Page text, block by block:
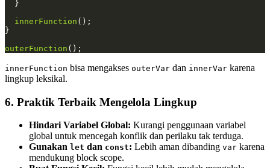
innerFunction
outerFunction ();
innerFunction bisa mengakses outerVar dan innerVar karena
lingkup leksikal.
6. Praktik Terbaik Mengelola Lingkup
Hindari Variabel Global: Kurangi penggunaan variabel
global untuk mencegah konflik dan perilaku tak terduga.
Gunakan let dan const: Lebih aman dibanding var karena
mendukung block scope.